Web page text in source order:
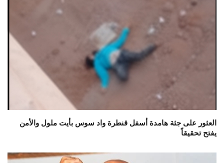
العثور على جثة هامدة أسفل قنطرة واد سوس بأيت ملول والأمن
يفتح تحقيقاً